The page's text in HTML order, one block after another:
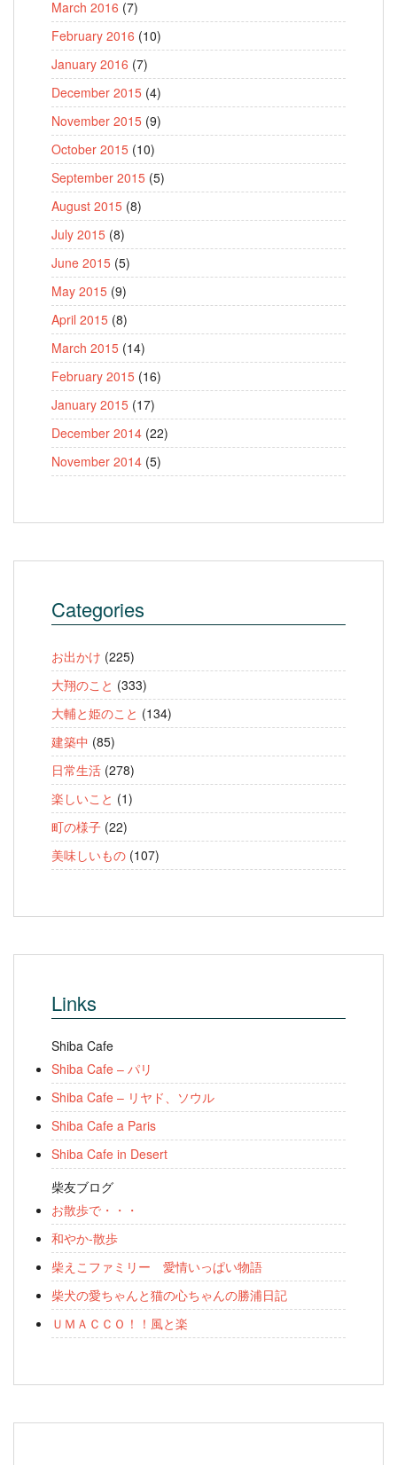
March 2016 (7)
February 2016 (10)
January 2016 (7)
December 2015 (4)
November 2015 (9)
October 2015 (10)
September 2015 (5)
August 2015 (8)
July 2015 (8)
June 2015 (5)
May 2015 (9)
April 2015 (8)
March 2015 (14)
February 2015 (16)
January 2015 (17)
December 2014 (22)
November 2014 (5)
Categories
お出かけ (225)
大翔のこと (333)
大輔と姫のこと (134)
建築中 (85)
日常生活 (278)
楽しいこと (1)
町の様子 (22)
美味しいもの (107)
Links
Shiba Cafe
Shiba Cafe – パリ
Shiba Cafe – リヤド、ソウル
Shiba Cafe a Paris
Shiba Cafe in Desert
柴友ブログ
お散歩で・・・
和やか-散歩
柴えこファミリー 愛情いっぱい物語
柴犬の愛ちゃんと猫の心ちゃんの勝浦日記
ＵＭＡＣＣＯ！！風と楽